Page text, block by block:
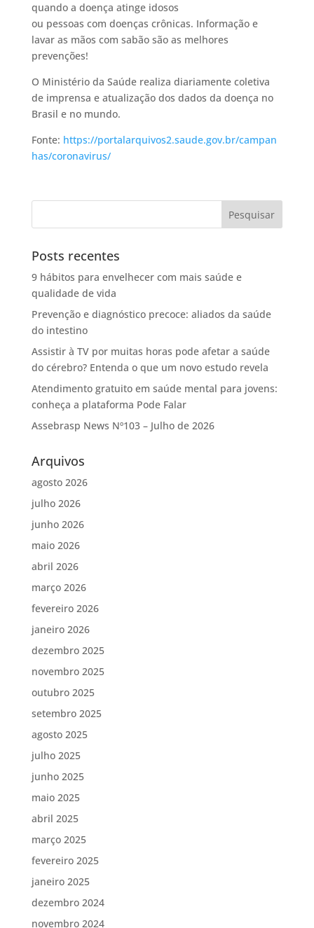
quando a doença atinge idosos
ou pessoas com doenças crônicas. Informação e
lavar as mãos com sabão são as melhores
prevenções!
O Ministério da Saúde realiza diariamente coletiva
de imprensa e atualização dos dados da doença no
Brasil e no mundo.
Fonte: https://portalarquivos2.saude.gov.br/campan
has/coronavirus/
Posts recentes
9 hábitos para envelhecer com mais saúde e
qualidade de vida
Prevenção e diagnóstico precoce: aliados da saúde
do intestino
Assistir à TV por muitas horas pode afetar a saúde
do cérebro? Entenda o que um novo estudo revela
Atendimento gratuito em saúde mental para jovens:
conheça a plataforma Pode Falar
Assebrasp News Nº103 – Julho de 2026
Arquivos
agosto 2026
julho 2026
junho 2026
maio 2026
abril 2026
março 2026
fevereiro 2026
janeiro 2026
dezembro 2025
novembro 2025
outubro 2025
setembro 2025
agosto 2025
julho 2025
junho 2025
maio 2025
abril 2025
março 2025
fevereiro 2025
janeiro 2025
dezembro 2024
novembro 2024